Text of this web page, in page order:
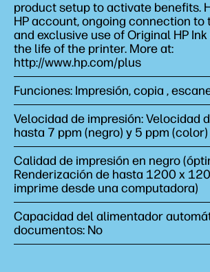
product setup to activate benefits.
HP account, ongoing connection to
and exclusive use of Original HP
the life of the printer. More at:
http://www.hp.com/plus
Funciones: Impresión, copia ,
Velocidad de impresión: Velocidad
hasta 7 ppm (negro) y 5 ppm (color)
Calidad de impresión en negro
Renderización de hasta 1200 x
imprime desde una computadora)
Capacidad del alimentador
documentos: No